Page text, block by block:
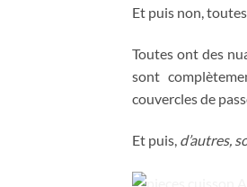
Et puis non,
Toutes ont des
sont
couvercles de
Et puis, d’autres,